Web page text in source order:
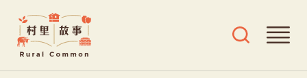
Rural
Common
開
開